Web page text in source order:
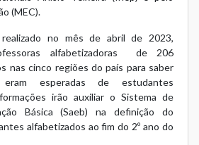
(MEC).
no mês de abril de 2023,
alfabetizadoras de 206
nas cinco regiões do país para saber
eram esperadas de estudantes
irão auxiliar o Sistema de
Básica (Saeb) na definição do
alfabetizados ao fim do 2º ano do